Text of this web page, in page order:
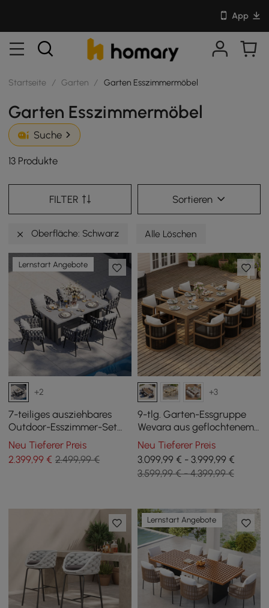
App
Startseite / Garten / Garten Esszimmermöbel
Garten Esszimmermöbel
Suche
13 Produkte
FILTER Sortieren
Oberfläche: Schwarz Alle Löschen
Lernstart Angebote
+2
7-teiliges ausziehbares
Outdoor-Esszimmer-Set
mit Aluminiumtisch und 6
geflochtenen Stühlen in
Grau
Neu Tieferer Preis
2.399,99 € 2.499,99 €
+3
9-tlg. Garten-Essgruppe
Wevara aus geflochtenem
Seil mit 8 Stühlen
Neu Tieferer Preis
3.099,99 € - 3.999,99 €
3.599,99 € - 4.399,99 €
Lernstart Angebote